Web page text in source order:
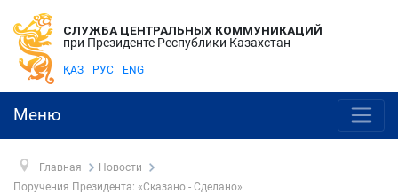
СЛУЖБА ЦЕНТРАЛЬНЫХ КОММУНИКАЦИЙ
при Президенте Республики Казахстан
ҚАЗ РУС ENG
Меню
Главная
Новости
Поручения Президента: «Сказано - Сделано»